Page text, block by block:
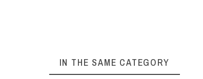
IN THE SAME CATEGORY